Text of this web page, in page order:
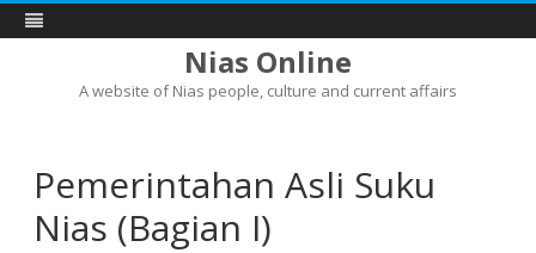
Nias Online
A website of Nias people, culture and current affairs
Pemerintahan Asli Suku
Nias (Bagian I)